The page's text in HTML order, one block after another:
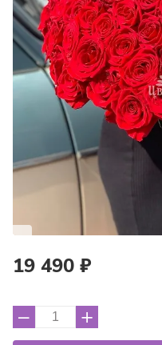
19 490 ₽
– +